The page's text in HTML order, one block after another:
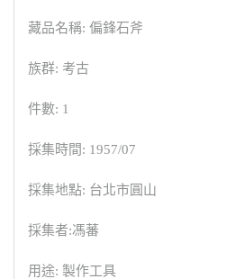
藏品名稱: 偏鋒石斧
族群: 考古
件數: 1
採集時間: 1957/07
採集地點: 台北市圓山
採集者:馮蕃
用途: 製作工具